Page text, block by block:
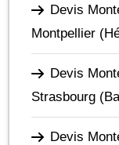
Devis
Montpellier
Devis
Strasbourg
Devis